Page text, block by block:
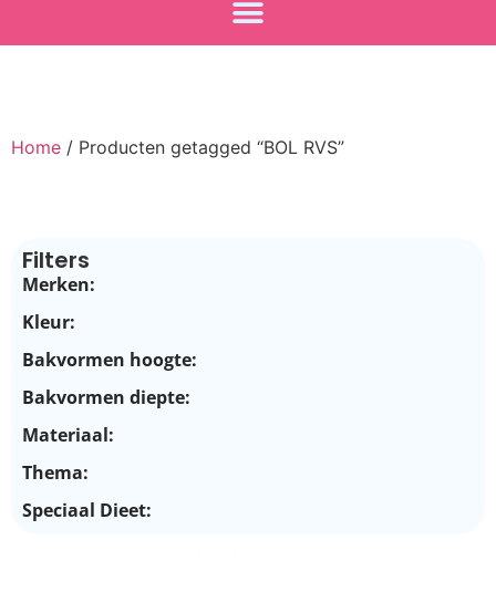
Home / Producten getagged “BOL RVS”
Filters
Merken:
Kleur:
Bakvormen hoogte:
Bakvormen diepte:
Materiaal:
Thema:
Speciaal Dieet: